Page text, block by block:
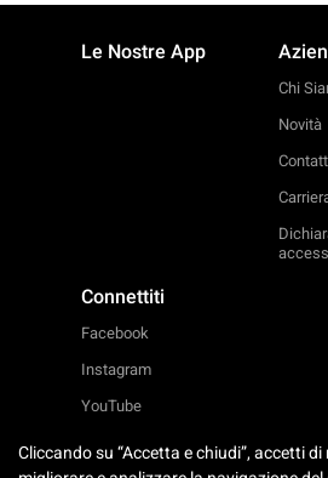
Le Nostre App
Chi
Novità
Connettiti
Facebook
Instagram
YouTube
Linkedin
Cliccando su “Accetta e chiudi”, accetti